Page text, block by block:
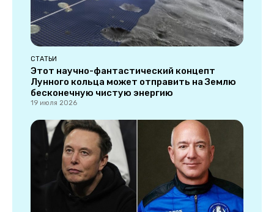
СТАТЬИ
Этот научно-фантастический концепт
Лунного кольца может отправить на Землю
бесконечную чистую энергию
19 июля 2026